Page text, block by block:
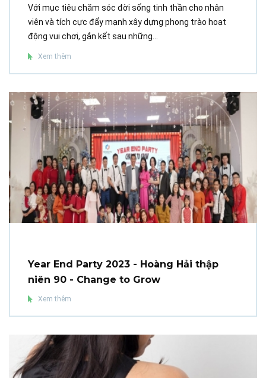
Với mục tiêu chăm sóc đời sống tinh thần cho nhân
viên và tích cực đẩy mạnh xây dựng phong trào hoạt
động vui chơi, gắn kết sau những...
Xem thêm
Year End Party 2023 - Hoàng Hải thập
niên 90 - Change to Grow
Xem thêm